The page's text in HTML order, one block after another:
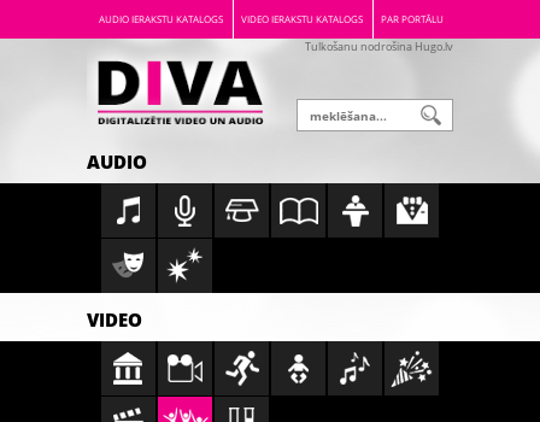
AUDIO IERAKSTU KATALOGS VIDEO IERAKSTU KATALOGS PAR PORTĀLU
Tulkošanu nodrošina Hugo.lv
AUDIO
VIDEO